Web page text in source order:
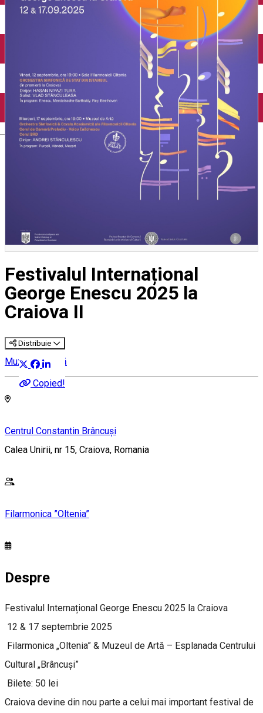
English
Închirieri auto
Închirieri biciclete
Încărcare vehicule electrice
Festivalul Internațional
George Enescu 2025 la
Craiova II
Distribuie
Copied!
Muzică clasică
Centrul Constantin Brâncuși
Calea Unirii, nr 15, Craiova, Romania
Filarmonica ”Oltenia”
Despre
Festivalul Internațional George Enescu 2025 la Craiova
12 & 17 septembrie 2025
Filarmonica „Oltenia” & Muzeul de Artă – Esplanada Centrului
Cultural „Brâncuși”
Bilete: 50 lei
Craiova devine din nou parte a celui mai important festival de